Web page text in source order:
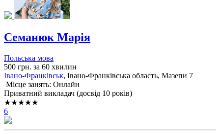
Семанюк Марія
Польська мова
500 грн. за 60 хвилин
Івано-Франківськ, Івано-Франківська область, Мазепи 7
Місце занять: Онлайн
Приватний викладач (досвід 10 років)
★★★★★
6